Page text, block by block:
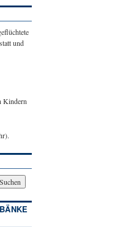
und
Kindern